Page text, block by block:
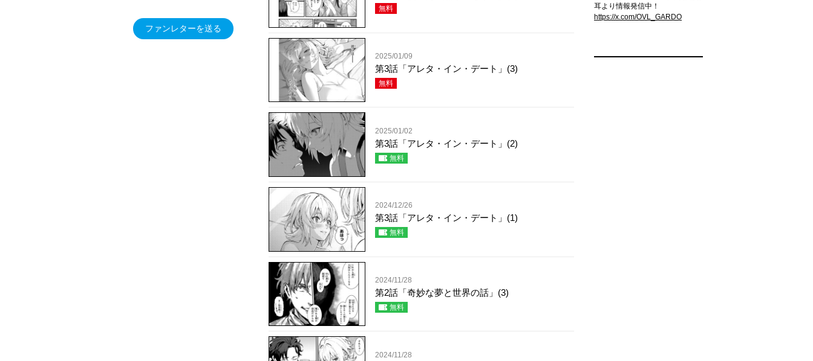
ファンレターを送る
無料
2025/01/09
第3話「アレタ・イン・デート」(3)
無料
2025/01/02
第3話「アレタ・イン・デート」(2)
無料
2024/12/26
第3話「アレタ・イン・デート」(1)
無料
2024/11/28
第2話「奇妙な夢と世界の話」(3)
無料
2024/11/28
耳より情報発信中！
https://x.com/OVL_GARDO